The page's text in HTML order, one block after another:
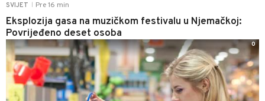
SVIJET Pre 16 min
Eksplozija gasa na muzičkom festivalu u Njemačkoj:
Povrijeđeno deset osoba
0